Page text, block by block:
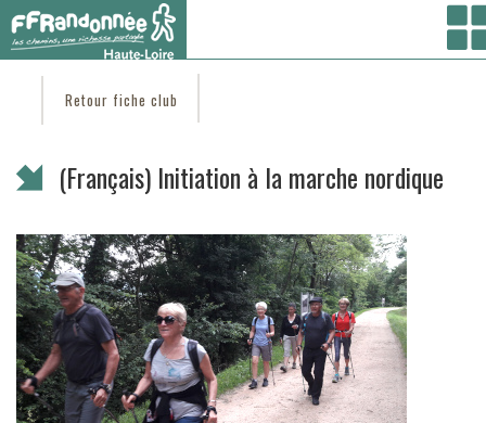
Vous êtes ici :Accueil/ Coté clubs /
EMBLAVEZ/ (Français) Initiation à la marche nordique
Retour fiche club
(Français) Initiation à la marche nordique